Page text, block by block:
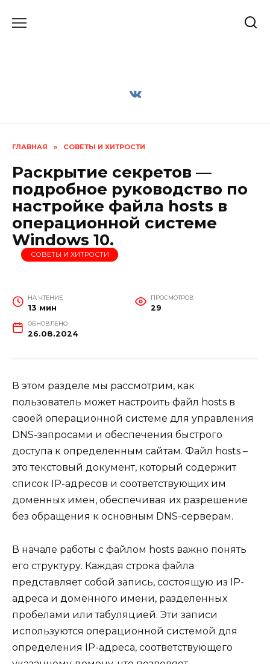
ГЛАВНАЯ » СОВЕТЫ И ХИТРОСТИ
Раскрытие секретов —
подробное руководство по
настройке файла hosts в
операционной системе
Windows 10.
СОВЕТЫ И ХИТРОСТИ
НА ЧТЕНИЕ
13 мин
ПРОСМОТРОВ
29
ОБНОВЛЕНО
26.08.2024
В этом разделе мы рассмотрим, как
пользователь может настроить файл hosts в
своей операционной системе для управления
DNS-запросами и обеспечения быстрого
доступа к определенным сайтам. Файл hosts –
это текстовый документ, который содержит
список IP-адресов и соответствующих им
доменных имен, обеспечивая их разрешение
без обращения к основным DNS-серверам.
В начале работы с файлом hosts важно понять
его структуру. Каждая строка файла
представляет собой запись, состоящую из IP-
адреса и доменного имени, разделенных
пробелами или табуляцией. Эти записи
используются операционной системой для
определения IP-адреса, соответствующего